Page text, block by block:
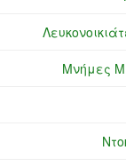
Μνήμες